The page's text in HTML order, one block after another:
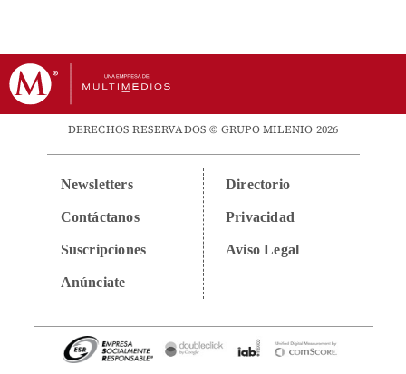
DERECHOS RESERVADOS © GRUPO MILENIO 2026
Newsletters
Contáctanos
Suscripciones
Anúnciate
Directorio
Privacidad
Aviso Legal